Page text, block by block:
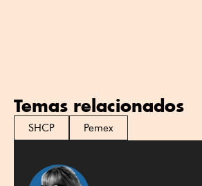
Temas relacionados
SHCP Pemex